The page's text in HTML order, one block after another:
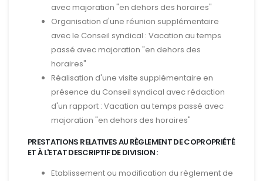
avec majoration "en dehors des horaires"
Organisation d'une réunion supplémentaire
avec le Conseil syndical : Vacation au temps
passé avec majoration "en dehors des
horaires"
Réalisation d'une visite supplémentaire en
présence du Conseil syndical avec rédaction
d'un rapport : Vacation au temps passé avec
majoration "en dehors des horaires"
PRESTATIONS RELATIVES AU RÈGLEMENT DE COPROPRIÉTÉ
ET À L'ETAT DESCRIPTIF DE DIVISION :
Etablissement ou modification du règlement de